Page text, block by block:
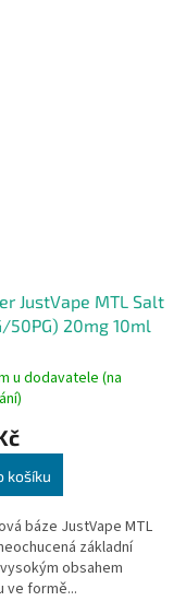
JustVape MTL Salt
50PG) 20mg 10ml
u dodavatele (na
košíku
báze JustVape MTL
základní
obsahem
ve formě...